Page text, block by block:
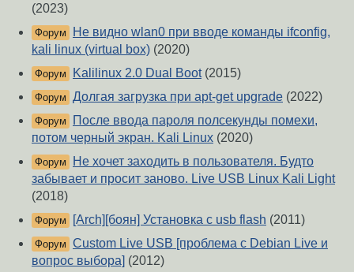
(2023)
Форум
Не видно wlan0 при вводе команды ifconfig,
kali linux (virtual box) (2020)
Форум Kalilinux 2.0 Dual Boot(2015)
Форум Долгая загрузка при apt-get upgrade (2022)
Форум
После ввода пароля полсекунды помехи,
потом черный экран. Kali Linux (2020)
Форум
Не хочет заходить в пользователя. Будто
забывает и просит заново. Live USB Linux Kali Light
(2018)
Форум [Arch][боян] Установка с usb flash (2011)
Форум Custom Live USB [проблема с Debian Live и
вопрос выбора] (2012)